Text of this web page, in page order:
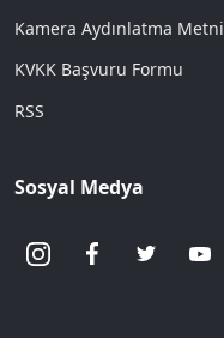
Kamera Aydınlatma Metni
KVKK Başvuru Formu
RSS
Sosyal Medya